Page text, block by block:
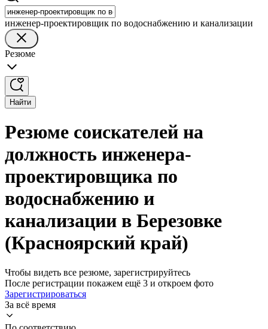
инженер-проектировщик по водоснабжению и канализации
Резюме
Найти
Резюме соискателей на
должность инженера-
проектировщика по
водоснабжению и
канализации в Березовке
(Красноярский край)
Чтобы видеть все резюме, зарегистрируйтесь
После регистрации покажем ещё 3 и откроем фото
Зарегистрироваться
За всё время